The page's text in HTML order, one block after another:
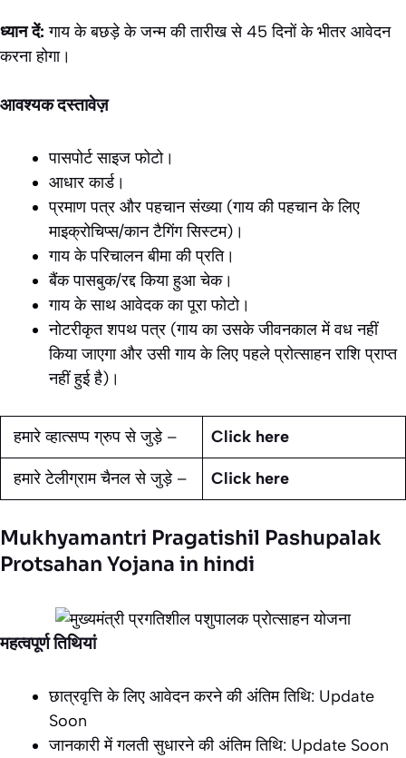
ध्यान दें: गाय के बछड़े के जन्म की तारीख से 45 दिनों के भीतर आवेदन
करना होगा।
आवश्यक दस्तावेज़
पासपोर्ट साइज फोटो।
आधार कार्ड।
प्रमाण पत्र और पहचान संख्या (गाय की पहचान के लिए
माइक्रोचिप्स/कान टैगिंग सिस्टम)।
गाय के परिचालन बीमा की प्रति।
बैंक पासबुक/रद्द किया हुआ चेक।
गाय के साथ आवेदक का पूरा फोटो।
नोटरीकृत शपथ पत्र (गाय का उसके जीवनकाल में वध नहीं
किया जाएगा और उसी गाय के लिए पहले प्रोत्साहन राशि प्राप्त
नहीं हुई है)।
हमारे व्हात्सप्प ग्रुप से जुड़े – Click here
हमारे टेलीग्राम चैनल से जुड़े – Click here
Mukhyamantri Pragatishil Pashupalak
Protsahan Yojana in hindi
महत्वपूर्ण तिथियां
छात्रवृत्ति के लिए आवेदन करने की अंतिम तिथि: Update
Soon
जानकारी में गलती सुधारने की अंतिम तिथि: Update Soon